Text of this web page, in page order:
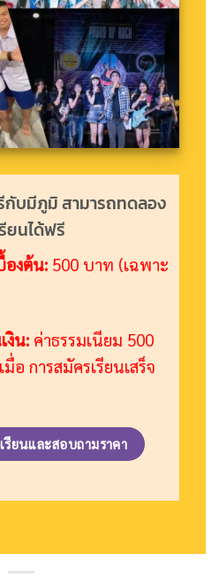
กับมีภูมิ สามารถทดลอง
ยนได้ฟรี
องต้น:500 บาท (เฉพาะ
งิน:ค่าธรรมเนียม 500
อ การสมัครเรียนเสร็จ
รียนและสอบถามราคา